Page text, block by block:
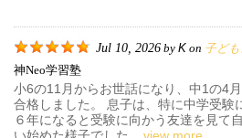
Jul 10, 2026 by K on 子ど
神neo学習塾
小6の11月からお世話になり、中1の4
合格しました。 息子は、特に中学受験
６年になると受験に向かう友達を見て